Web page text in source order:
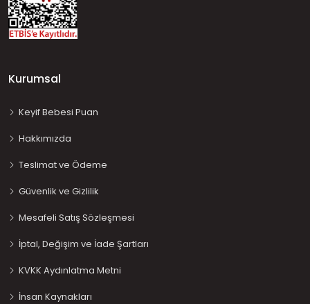
Kurumsal
Keyif Bebesi Puan
Hakkımızda
Teslimat ve Ödeme
Güvenlik ve Gizlilik
Mesafeli Satış Sözleşmesi
İptal, Değişim ve İade Şartları
KVKK Aydınlatma Metni
İnsan Kaynakları